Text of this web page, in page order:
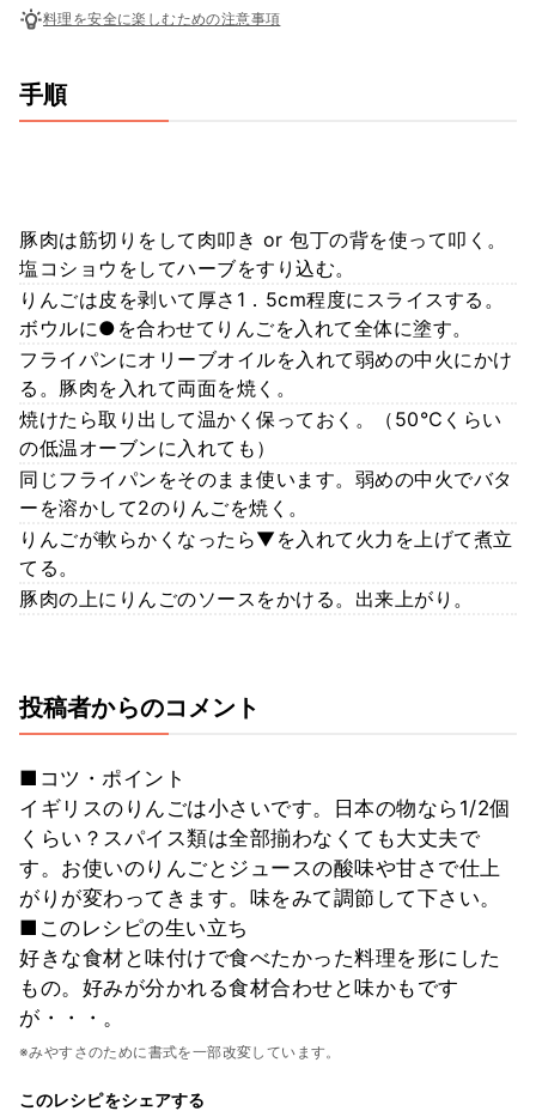
料理を安全に楽しむための注意事項
手順
豚肉は筋切りをして肉叩き or 包丁の背を使って叩く。
塩コショウをしてハーブをすり込む。
りんごは皮を剥いて厚さ1．5cm程度にスライスする。
ボウルに●を合わせてりんごを入れて全体に塗す。
フライパンにオリーブオイルを入れて弱めの中火にかけ
る。豚肉を入れて両面を焼く。
焼けたら取り出して温かく保っておく。（50℃くらい
の低温オーブンに入れても）
同じフライパンをそのまま使います。弱めの中火でバタ
ーを溶かして2のりんごを焼く。
りんごが軟らかくなったら▼を入れて火力を上げて煮立
てる。
豚肉の上にりんごのソースをかける。出来上がり。
投稿者からのコメント
■コツ・ポイント
イギリスのりんごは小さいです。日本の物なら1/2個
くらい？スパイス類は全部揃わなくても大丈夫で
す。お使いのりんごとジュースの酸味や甘さで仕上
がりが変わってきます。味をみて調節して下さい。
■このレシピの生い立ち
好きな食材と味付けで食べたかった料理を形にした
もの。好みが分かれる食材合わせと味かもです
が・・・。
※みやすさのために書式を一部改変しています。
このレシピをシェアする